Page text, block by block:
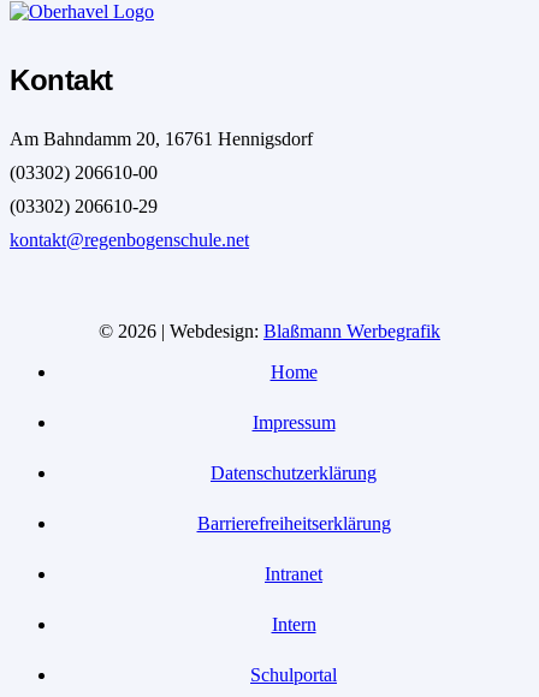
Kontakt
Am Bahndamm 20, 16761 Hennigsdorf
(03302) 206610-00
(03302) 206610-29
kontakt@regenbogenschule.net
© 2026 | Webdesign: Blaßmann Werbegrafik
Home
Impressum
Datenschutzerklärung
Barrierefreiheitserklärung
Intranet
Intern
Schulportal